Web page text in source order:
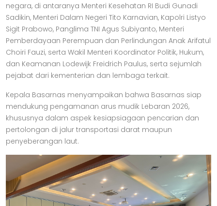
negara, di antaranya Menteri Kesehatan RI Budi Gunadi
Sadikin, Menteri Dalam Negeri Tito Karnavian, Kapolri Listyo
Sigit Prabowo, Panglima TNI Agus Subiyanto, Menteri
Pemberdayaan Perempuan dan Perlindungan Anak Arifatul
Choiri Fauzi, serta Wakil Menteri Koordinator Politik, Hukum,
dan Keamanan Lodewijk Freidrich Paulus, serta sejumlah
pejabat dari kementerian dan lembaga terkait.
Kepala Basarnas menyampaikan bahwa Basarnas siap
mendukung pengamanan arus mudik Lebaran 2026,
khususnya dalam aspek kesiapsiagaan pencarian dan
pertolongan di jalur transportasi darat maupun
penyeberangan laut.